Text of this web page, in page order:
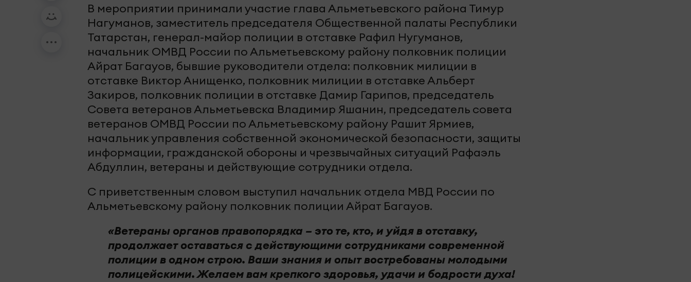
В мероприятии принимали участие глава Альметьевского района Тимур
Нагуманов, заместитель председателя Общественной палаты Республики
Татарстан, генерал-майор полиции в отставке Рафил Нугуманов,
начальник ОМВД России по Альметьевскому району полковник полиции
Айрат Багауов, бывшие руководители отдела: полковник милиции в
отставке Виктор Анищенко, полковник милиции в отставке Альберт
Закиров, полковник полиции в отставке Дамир Гарипов, председатель
Совета ветеранов Альметьевска Владимир Яшанин, председатель совета
ветеранов ОМВД России по Альметьевскому району Рашит Ярмиев,
начальник управления собственной экономической безопасности, защиты
информации, гражданской обороны и чрезвычайных ситуаций Рафаэль
Абдуллин, ветераны и действующие сотрудники отдела.
С приветственным словом выступил начальник отдела МВД России по
Альметьевскому району полковник полиции Айрат Багауов.
«Ветераны органов правопорядка – это те, кто, и уйдя в отставку,
продолжает оставаться с действующими сотрудниками современной
полиции в одном строю. Ваши знания и опыт востребованы молодыми
полицейскими. Желаем вам крепкого здоровья, удачи и бодрости духа!